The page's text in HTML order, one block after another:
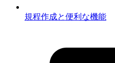
規程作成と便利な機能